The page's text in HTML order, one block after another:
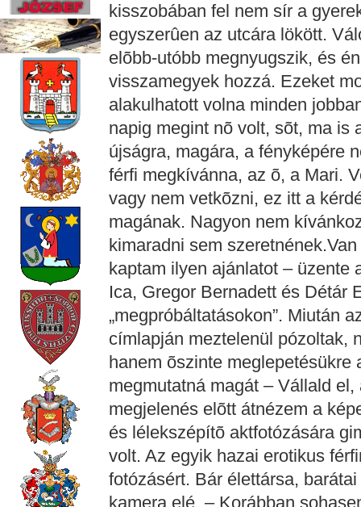
kisszobában fel nem sír a
egyszerûen az utcára lökött.
elõbb-utóbb megnyugszik, és
visszamegyek hozzá. Ezeket
alakulhatott volna minden
napig megint nõ volt, sõt, ma is
újságra, magára, a fényképére
férfi megkívánna, az õ, a Mari.
vagy nem vetkõzni, ez itt a
magának. Nagyon nem
kimaradni sem
kaptam ilyen ajánlatot – üzente
Ica, Gregor Bernadett és Détár
„megpróbáltatásokon”. Miután
címlapján meztelenül pózoltak,
hanem õszinte
megmutatná magát – Vállald
megjelenés elõtt átnézem a
és lélekszépítõ aktfotózására
volt. Az egyik hazai erotikus
fotózásért. Bár élettársa,
kamera elé. – Korábban